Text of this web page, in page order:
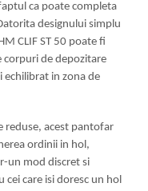
ca poate completa
designului simplu
CLIF ST 50 poate fi
corpuri de depozitare
echilibrat in zona de
reduse, acest pantofar
ordinii in hol,
un mod discret si
cei care isi doresc un hol